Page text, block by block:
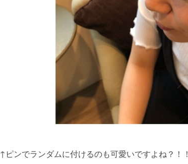
↑ピンでランダムに付けるのも可愛いですよね？！！